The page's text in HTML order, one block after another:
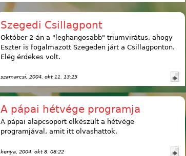
Szegedi Csillagpont
Október 2-án a "leghangosabb" triumvirátus, ahogy
Eszter is fogalmazott Szegeden járt a Csillagponton.
Elég érdekes volt.
szamarcsi , 2004. okt 11. 13:25
A pápai hétvége programja
A pápai alapcsoport elkészült a hétvége
programjával, amit itt olvashattok.
kenya , 2004. okt 8. 08:22